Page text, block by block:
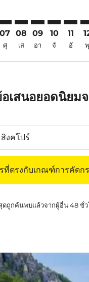
07
ศุ
08
เส
09
อา
10
จั
11
อั พุ
อเสนอยอดนิยม
ที่ตรงกับเกณฑ์การคัด
ดถูกค้นพบแล้วจากผู้อื่น 48 ชั่